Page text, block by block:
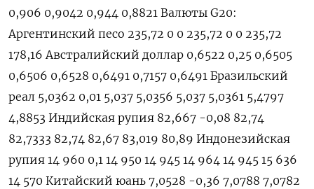
0,906 0,9042 0,944 0,8821 Валюты G20:
Аргентинский песо 235,72 0 0 235,72 0 0 235,72
178,16 Австралийский доллар 0,6522 0,25 0,6505
0,6506 0,6528 0,6491 0,7157 0,6491 Бразильский
реал 5,0362 0,01 5,037 5,0356 5,037 5,0361 5,4797
4,8853 Индийская рупия 82,667 -0,08 82,74
82,7333 82,74 82,67 83,019 80,89 Индонезийская
рупия 14 960 0,1 14 950 14 945 14 964 14 945 15 636
14 570 Китайский юань 7,0528 -0,36 7,0788 7,0782